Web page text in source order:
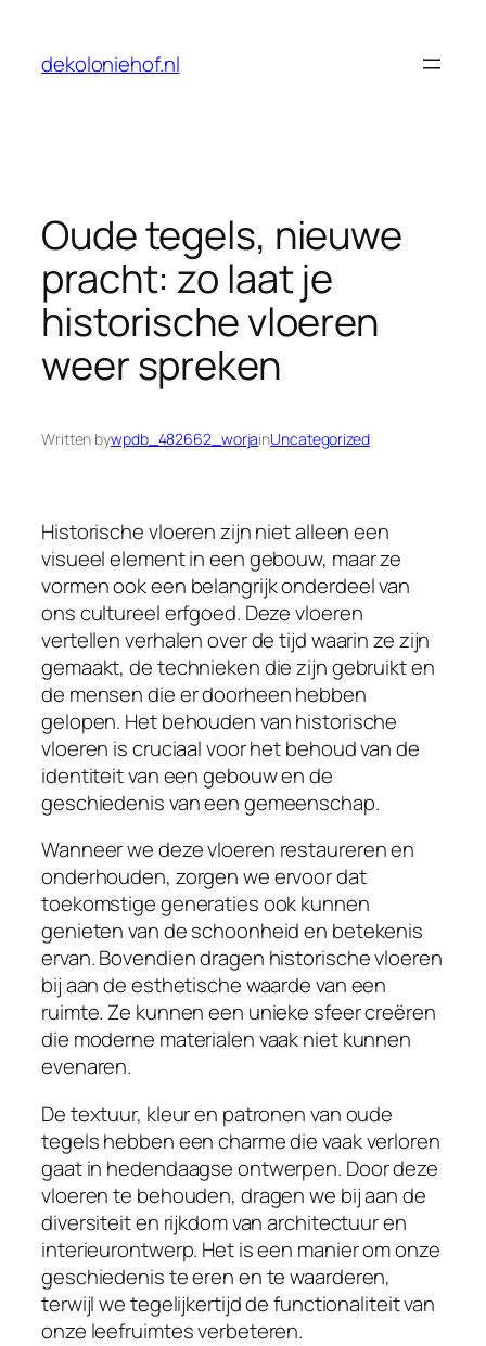
content
dekoloniehof.nl
Oude tegels, nieuwe
pracht: zo laat je
historische vloeren
weer spreken
Written bywpdb_482662_worjainUncategorized
Historische vloeren zijn niet alleen een
visueel element in een gebouw, maar ze
vormen ook een belangrijk onderdeel van
ons cultureel erfgoed. Deze vloeren
vertellen verhalen over de tijd waarin ze zijn
gemaakt, de technieken die zijn gebruikt en
de mensen die er doorheen hebben
gelopen. Het behouden van historische
vloeren is cruciaal voor het behoud van de
identiteit van een gebouw en de
geschiedenis van een gemeenschap.
Wanneer we deze vloeren restaureren en
onderhouden, zorgen we ervoor dat
toekomstige generaties ook kunnen
genieten van de schoonheid en betekenis
ervan. Bovendien dragen historische vloeren
bij aan de esthetische waarde van een
ruimte. Ze kunnen een unieke sfeer creëren
die moderne materialen vaak niet kunnen
evenaren.
De textuur, kleur en patronen van oude
tegels hebben een charme die vaak verloren
gaat in hedendaagse ontwerpen. Door deze
vloeren te behouden, dragen we bij aan de
diversiteit en rijkdom van architectuur en
interieurontwerp. Het is een manier om onze
geschiedenis te eren en te waarderen,
terwijl we tegelijkertijd de functionaliteit van
onze leefruimtes verbeteren.